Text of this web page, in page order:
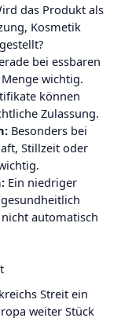
das Produkt als
Kosmetik
bei essbaren
wichtig.
können
Zulassung.
Besonders bei
Stillzeit oder
Ein niedriger
automatisch
Streit ein
weiter Stück